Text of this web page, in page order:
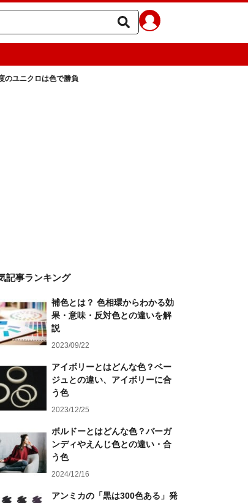
ユニクロは色で勝負
記事ランキング
補色とは？ 色相環からわかる効
果・意味・反対色との違いを解
説
2023/09/22
アイボリーとはどんな色？ベー
ジュとの違い、アイボリーに合
う色
2023/12/25
ボルドーとはどんな色？バーガ
ンディやえんじ色との違い・合
う色
2024/12/16
アンミカの「黒は300色ある」発